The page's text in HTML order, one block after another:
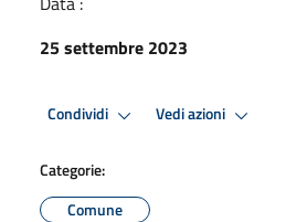
25 settembre 2023
Condividi Vedi azioni
Categorie:
Comune